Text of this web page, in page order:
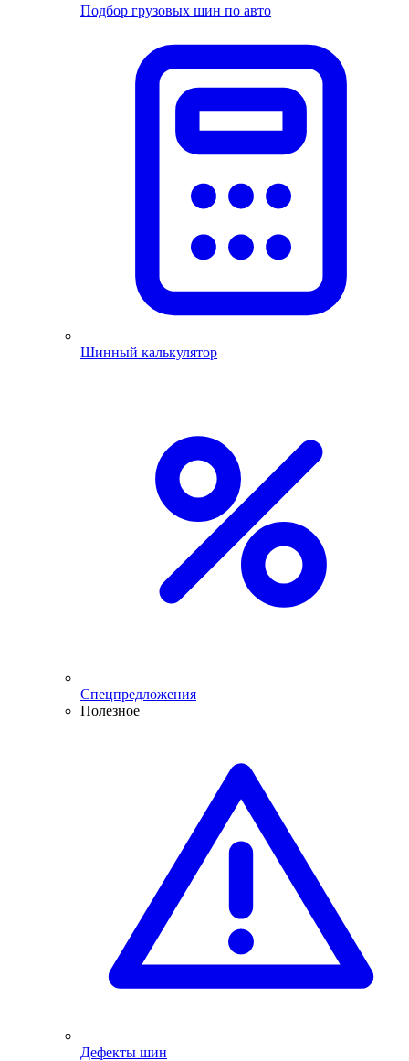
Подбор грузовых шин по авто
Шинный калькулятор
Спецпредложения
Полезное
Дефекты шин